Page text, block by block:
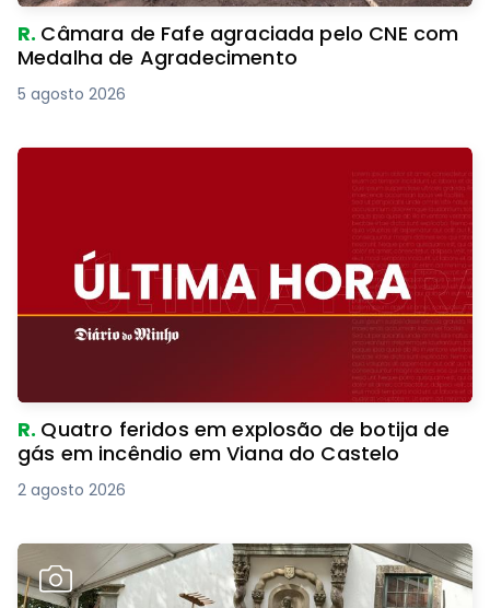
R. Câmara de Fafe agraciada pelo CNE com
Medalha de Agradecimento
5 agosto 2026
R. Quatro feridos em explosão de botija de
gás em incêndio em Viana do Castelo
2 agosto 2026